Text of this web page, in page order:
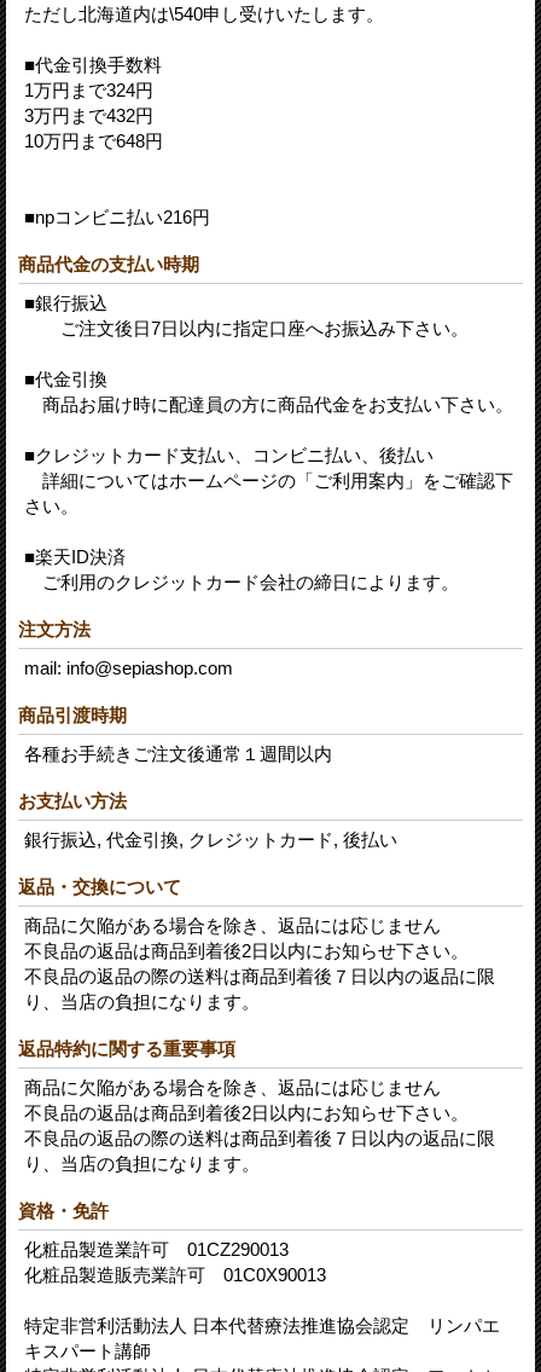
ただし北海道内は\540申し受けいたします。
■代金引換手数料
1万円まで324円
3万円まで432円
10万円まで648円
■npコンビニ払い216円
商品代金の支払い時期
■銀行振込
ご注文後日7日以内に指定口座へお振込み下さい。
■代金引換
商品お届け時に配達員の方に商品代金をお支払い下さい。
■クレジットカード支払い、コンビニ払い、後払い
詳細についてはホームページの「ご利用案内」をご確認下
さい。
■楽天ID決済
ご利用のクレジットカード会社の締日によります。
注文方法
mail: info@sepiashop.com
商品引渡時期
各種お手続きご注文後通常１週間以内
お支払い方法
銀行振込, 代金引換, クレジットカード, 後払い
返品・交換について
商品に欠陥がある場合を除き、返品には応じません
不良品の返品は商品到着後2日以内にお知らせ下さい。
不良品の返品の際の送料は商品到着後７日以内の返品に限
り、当店の負担になります。
返品特約に関する重要事項
商品に欠陥がある場合を除き、返品には応じません
不良品の返品は商品到着後2日以内にお知らせ下さい。
不良品の返品の際の送料は商品到着後７日以内の返品に限
り、当店の負担になります。
資格・免許
化粧品製造業許可 01CZ290013
化粧品製造販売業許可 01C0X90013
特定非営利活動法人 日本代替療法推進協会認定 リンパエ
キスパート講師